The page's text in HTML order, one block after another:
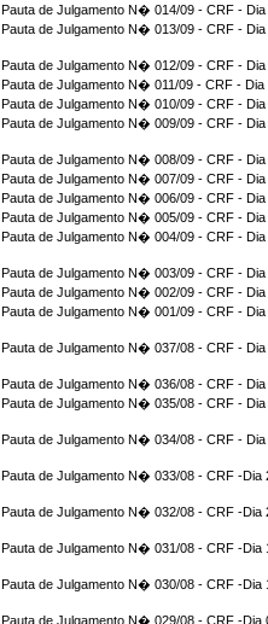
Pauta de Julgamento N� 014/09 - CRF - Dia
Pauta de Julgamento N� 013/09 - CRF - Dia
Pauta de Julgamento N� 012/09 - CRF - Dia
Pauta de Julgamento N� 011/09 - CRF - Dia
Pauta de Julgamento N� 010/09 - CRF - Dia
Pauta de Julgamento N� 009/09 - CRF - Dia
Pauta de Julgamento N� 008/09 - CRF - Dia
Pauta de Julgamento N� 007/09 - CRF - Dia
Pauta de Julgamento N� 006/09 - CRF - Dia
Pauta de Julgamento N� 005/09 - CRF - Dia
Pauta de Julgamento N� 004/09 - CRF - Dia
Pauta de Julgamento N� 003/09 - CRF - Dia
Pauta de Julgamento N� 002/09 - CRF - Dia
Pauta de Julgamento N� 001/09 - CRF - Dia
Pauta de Julgamento N� 037/08 - CRF - Dia
Pauta de Julgamento N� 036/08 - CRF - Dia
Pauta de Julgamento N� 035/08 - CRF - Dia
Pauta de Julgamento N� 034/08 - CRF - Dia
Pauta de Julgamento N� 033/08 - CRF -Dia
Pauta de Julgamento N� 032/08 - CRF -Dia
Pauta de Julgamento N� 031/08 - CRF -Dia
Pauta de Julgamento N� 030/08 - CRF -Dia
Pauta de Julgamento N� 029/08 - CRF -Dia